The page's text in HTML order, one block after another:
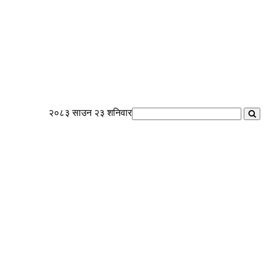
२०८३ साउन २३ शनिवार